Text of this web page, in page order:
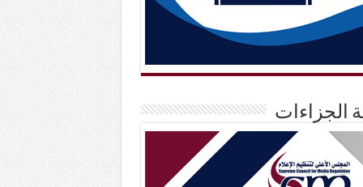
الجزاءات